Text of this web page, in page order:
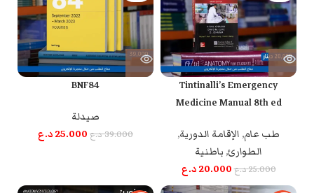
Tintinalli’s Emergency
Medicine Manual 8th ed
طب عام, الإقامة الدورية,
الطوارئ, باطنية
25.000د.ع20.000د.ع
BNF84
صيدلة
39.000د.ع 25.000د.ع